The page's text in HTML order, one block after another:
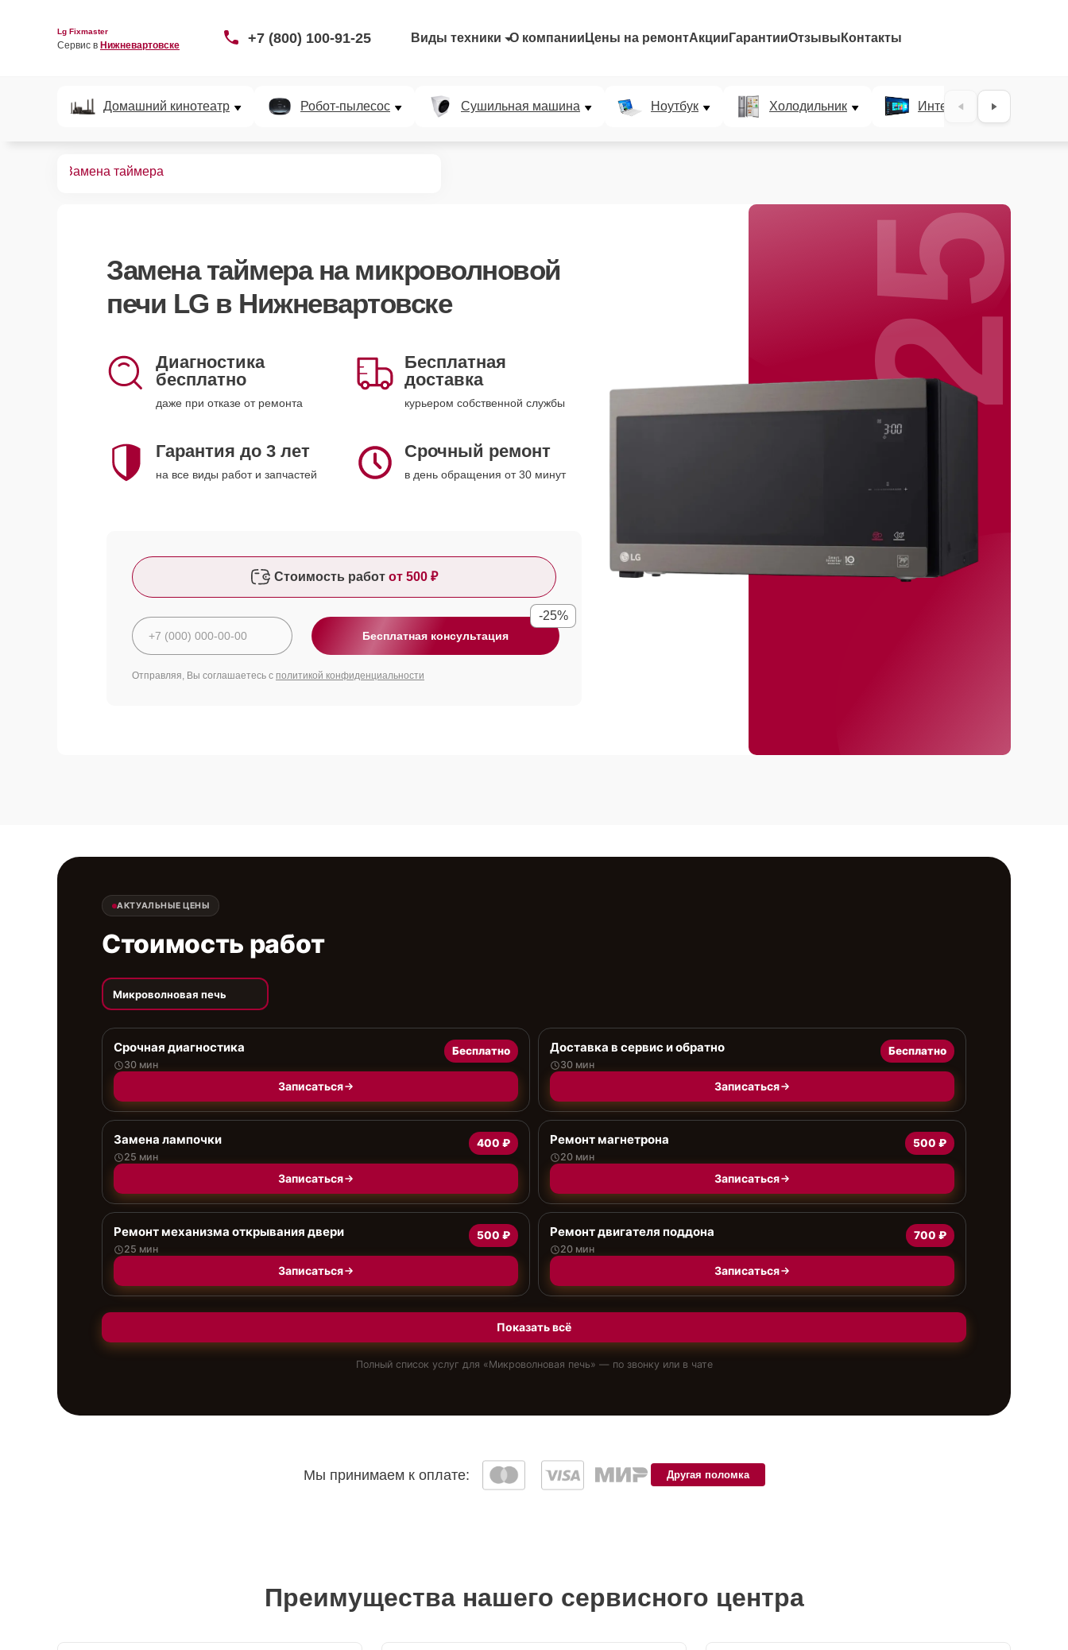
Lg Fixmaster
Сервис в Нижневартовске +7 (800) 100-91-25 Виды техники О компании Цены на ремонтАкции ГарантииОтзывы Контакты
Домашний кинотеатр Робот-пылесос Сушильная машина Ноутбук Холодильник Интерактивные панели
Замена таймера
Замена таймерана микроволновой
печи LG в Нижневартовске
Диагностика
бесплатно
даже при отказе от ремонта
Бесплатная
доставка
курьером собственной службы
Гарантия до 3 лет
на все виды работ и запчастей
Срочный ремонт
в день обращения от 30 минут
Стоимость работ от 500 ₽
Бесплатная консультация
-25%
Отправляя, Вы соглашаетесь с политикой конфиденциальности
25%
АКТУАЛЬНЫЕ ЦЕНЫ
Стоимость работ
Микроволновая печь
Срочная диагностика
30 мин
Бесплатно
Записаться
Доставка в сервис и обратно
30 мин
Бесплатно
Записаться
Замена лампочки
25 мин
400 ₽
Записаться
Ремонт магнетрона
20 мин
500 ₽
Записаться
Ремонт механизма открывания двери
25 мин
500 ₽
Записаться
Ремонт двигателя поддона
20 мин
700 ₽
Записаться
Показать всё
Полный список услуг для «Микроволновая печь» — по звонку или в чате
Мы принимаем к оплате: Другая поломка
Преимущества нашего сервисного центра